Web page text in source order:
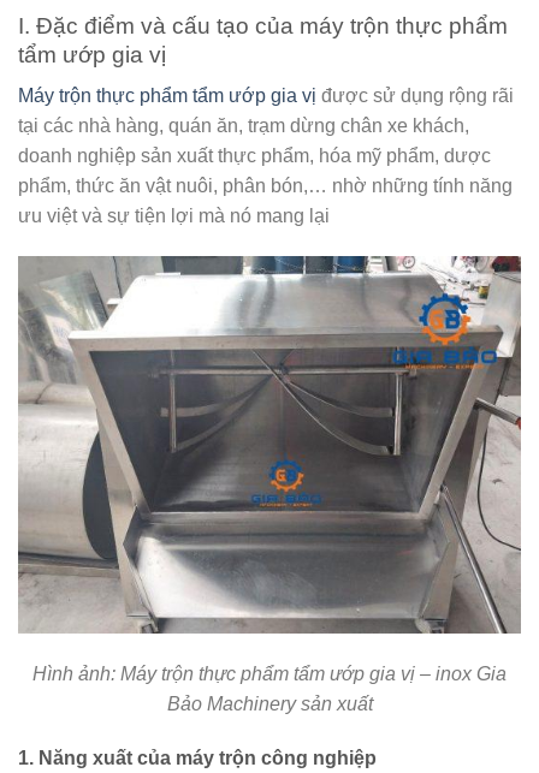
I. Đặc điểm và cấu tạo của máy trộn thực phẩm
tẩm ướp gia vị
Máy trộn thực phẩm tẩm ướp gia vị được sử dụng rộng rãi
tại các nhà hàng, quán ăn, trạm dừng chân xe khách,
doanh nghiệp sản xuất thực phẩm, hóa mỹ phẩm, dược
phẩm, thức ăn vật nuôi, phân bón,… nhờ những tính năng
ưu việt và sự tiện lợi mà nó mang lại
Hình ảnh: Máy trộn thực phẩm tẩm ướp gia vị – inox Gia
Bảo Machinery sản xuất
1. Năng xuất của máy trộn công nghiệp